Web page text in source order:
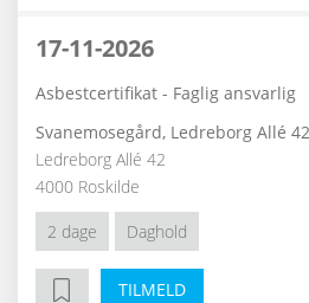
17-11-2026
Asbestcertifikat - Faglig ansvarlig
Svanemosegård, Ledreborg Allé
Ledreborg Allé 42
4000 Roskilde
2 dage
Daghold
TILMELD